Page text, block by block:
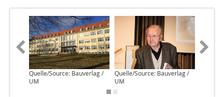
Quelle/Source: Bauverlag /
UM
Quelle/Source: Bauverlag /
UM